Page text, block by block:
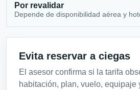
Por revalidar
Depende de disponibilidad aérea y
Evita reservar a ciegas
El asesor confirma si la tarifa
habitación, plan, vuelo, equipaje